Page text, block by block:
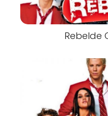
Rebelde